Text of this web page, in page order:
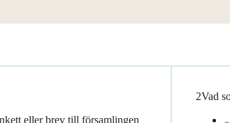
eller brev till församlingen
2Vad